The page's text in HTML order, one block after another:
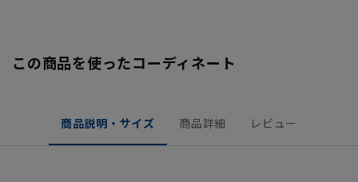
この商品を使ったコーディネート
商品説明・サイズ 商品詳細 レビュー